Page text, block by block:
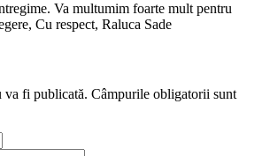
Va multumim foarte mult pentru
Cu respect, Raluca Sade
va fi publicată. Câmpurile obligatorii sunt